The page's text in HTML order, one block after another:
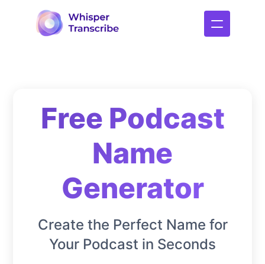
Free Podcast
Name
Generator
Create the Perfect Name for
Your Podcast in Seconds